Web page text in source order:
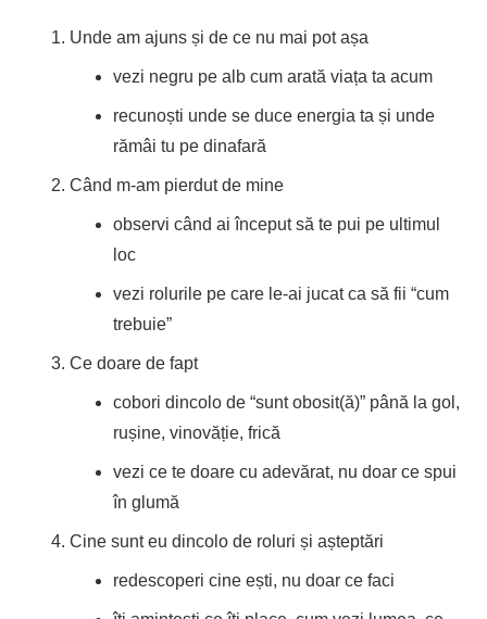
Unde am ajuns și de ce nu mai pot așa
vezi negru pe alb cum arată viața ta acum
recunoști unde se duce energia ta și unde
rămâi tu pe dinafară
Când m-am pierdut de mine
observi când ai început să te pui pe ultimul
loc
vezi rolurile pe care le-ai jucat ca să fii “cum
trebuie”
Ce doare de fapt
cobori dincolo de “sunt obosit(ă)” până la gol,
rușine, vinovăție, frică
vezi ce te doare cu adevărat, nu doar ce spui
în glumă
Cine sunt eu dincolo de roluri și așteptări
redescoperi cine ești, nu doar ce faci